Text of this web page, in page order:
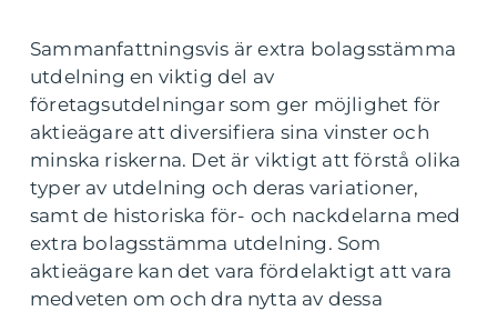
Sammanfattningsvis är extra bolagsstämma
utdelning en viktig del av
företagsutdelningar som ger möjlighet för
aktieägare att diversifiera sina vinster och
minska riskerna. Det är viktigt att förstå olika
typer av utdelning och deras variationer,
samt de historiska för- och nackdelarna med
extra bolagsstämma utdelning. Som
aktieägare kan det vara fördelaktigt att vara
medveten om och dra nytta av dessa